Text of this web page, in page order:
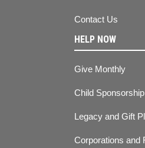
Contact Us
HELP NOW
Give Monthly
Child Sponsorship
Legacy and Gift
Corporations and